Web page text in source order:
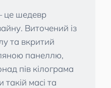
це шедевр
Виточений із
та вкритий
панеллю,
пів кілограма
такій масі та